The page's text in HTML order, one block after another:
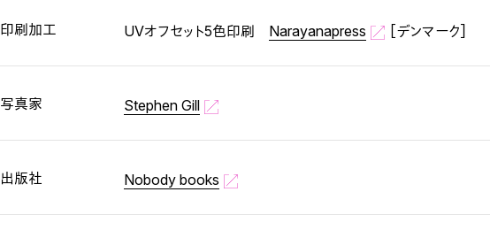
印刷加工 UVオフセット5色印刷 Narayanapress ［デンマーク］
写真家 Stephen Gill
出版社 Nobody books